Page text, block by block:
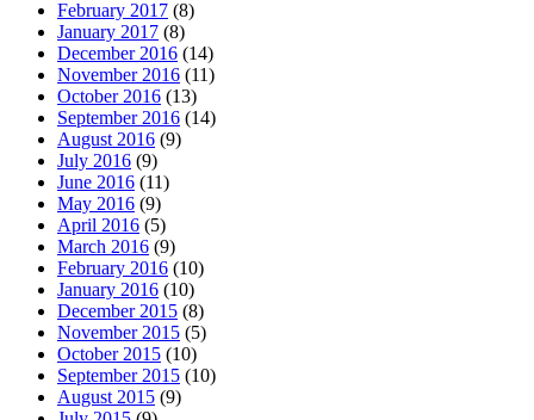
February 2017 (8)
January 2017 (8)
December 2016 (14)
November 2016 (11)
October 2016 (13)
September 2016 (14)
August 2016 (9)
July 2016 (9)
June 2016 (11)
May 2016 (9)
April 2016 (5)
March 2016 (9)
February 2016 (10)
January 2016 (10)
December 2015 (8)
November 2015 (5)
October 2015 (10)
September 2015 (10)
August 2015 (9)